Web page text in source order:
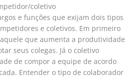
coletivo
e funções que exijam dois tipos
e coletivos. Em primeiro
que aumenta a produtividade
seus colegas. Já o coletivo
de compor a equipe de acordo
Entender o tipo de colaborador